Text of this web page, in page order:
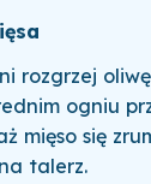
rozgrzej
ogniu
mięso się
talerz.